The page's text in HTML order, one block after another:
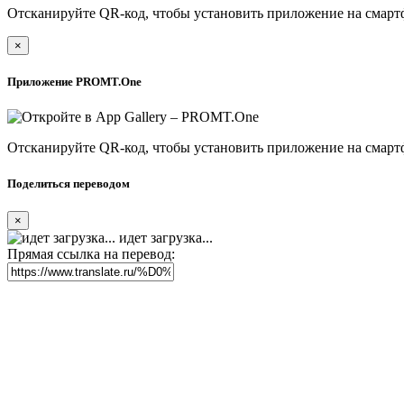
Отсканируйте QR-код, чтобы установить приложение на
×
Приложение PROMT.One
Отсканируйте QR-код, чтобы установить приложение на
Поделиться переводом
×
идет загрузка...
Прямая ссылка на перевод: